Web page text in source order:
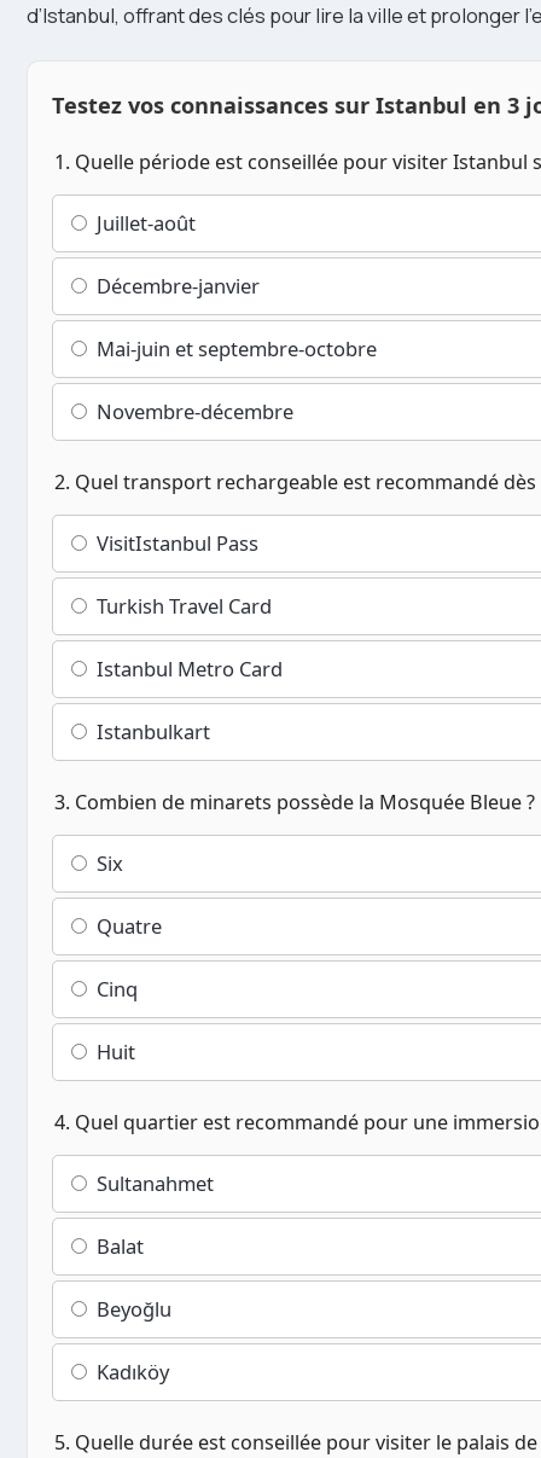
d’Istanbul, offrant des clés pour lire la ville et prolonger
Testez vos connaissances sur Istanbul en 3
1. Quelle période est conseillée pour visiter Istanbul
Juillet-août
Décembre-janvier
Mai-juin et septembre-octobre
Novembre-décembre
2. Quel transport rechargeable est recommandé
VisitIstanbul Pass
Turkish Travel Card
Istanbul Metro Card
Istanbulkart
3. Combien de minarets possède la Mosquée Bleue ?
Six
Quatre
Cinq
Huit
4. Quel quartier est recommandé pour une
Sultanahmet
Balat
Beyoğlu
Kadıköy
5. Quelle durée est conseillée pour visiter le palais de